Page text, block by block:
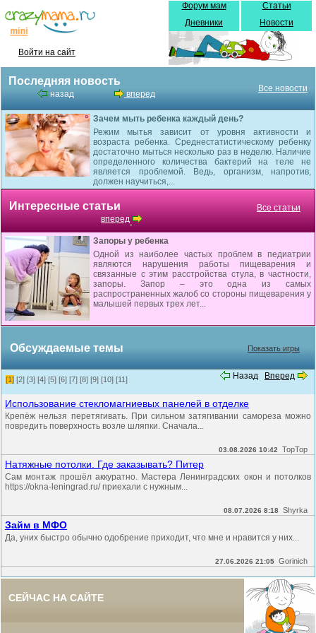
Войти на сайт
Форум мам
Дневники
Статьи
Новости
Последняя новость
назад вперед
Все новости
Зачем мыть ребенка каждый день?
Режим мытья зависит от уровня активности и
возраста ребенка. Среднестатистическому ребенку
достаточно мыться несколько раз в неделю. Наличие
определенного количества бактерий на теле не
является проблемой. Ведь, организм, напротив,
должен научиться,...
Интересные статьи
вперед
Все статьи
Запоры у ребенка
Одной из наиболее частых проблем в педиатрии
являются нарушения работы пищеварения и
связанные с этим расстройства стула, в частности,
запоры. Запор – это одна из самых
распространенных жалоб со стороны пищеварения у
малышей первых трех лет...
Обсуждаемые темы Показать игры
Назад Вперед
[1] [2] [3] [4] [5] [6] [7] [8] [9] [10] [11]
Использование стекломагниевых панелей в отделке
Крепёж нельзя перетягивать. При сильном затягивании самореза можно
повредить поверхность возле шляпки. Сначала...
03.08.2026 10:42 TopTop
Натяжные потолки. Где заказывать? Питер
Сам монтаж прошёл аккуратно. Мастера Ленинградских окон и потолков
https://okna-leningrad.ru/ приехали с нужным...
08.07.2026 8:18 Shyrka
Займ в МФО
Да, уних быстро обычно одобрение приходит, что мне и нравится у них...
27.06.2026 21:05 Gorinich
СЕЙЧАС НА САЙТЕ